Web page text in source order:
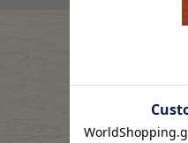
antique goods